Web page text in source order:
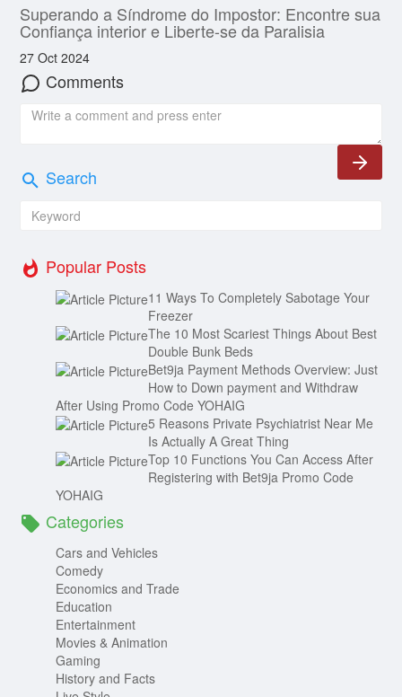
Superando a Síndrome do Impostor: Encontre sua
Confiança interior e Liberte-se da Paralisia
27 Oct 2024
Comments
Search
Popular Posts
11 Ways To Completely Sabotage Your
Freezer
The 10 Most Scariest Things About Best
Double Bunk Beds
Bet9ja Payment Methods Overview: Just
How to Down payment and Withdraw
After Using Promo Code YOHAIG
5 Reasons Private Psychiatrist Near Me
Is Actually A Great Thing
Top 10 Functions You Can Access After
Registering with Bet9ja Promo Code
YOHAIG
Categories
Cars and Vehicles
Comedy
Economics and Trade
Education
Entertainment
Movies & Animation
Gaming
History and Facts